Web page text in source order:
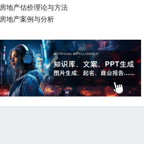
房地产估价理论与方法
房地产案例与分析